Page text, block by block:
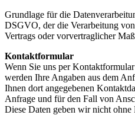
Grundlage für die
DSGVO, der die Verarbeitung
Vertrags oder vorvertraglicher
Kontaktformular
Wenn Sie uns per
werden Ihre Angaben aus dem
Ihnen dort angegebenen
Anfrage und für den Fall von
Diese Daten geben wir nicht